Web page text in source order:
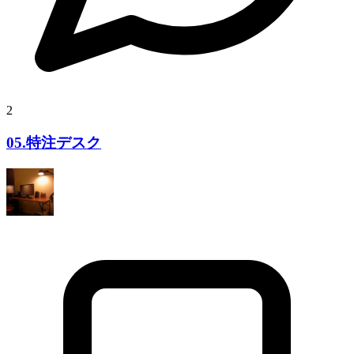
2
05.特注デスク